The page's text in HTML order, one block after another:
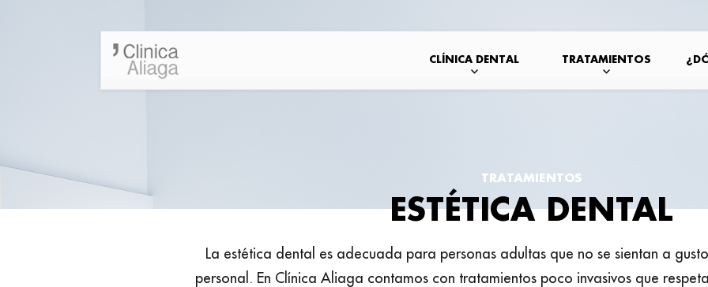
CLÍNICA DENTAL TRATAMIENTOS
TRATAMIENTOS
ESTÉTICA DENTAL
La estética dental es adecuada para personas adultas que no se sientan a
personal. En Clínica Aliaga contamos con tratamientos poco invasivos que